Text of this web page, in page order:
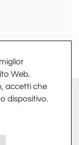
Web.
accetti che
dispositivo.